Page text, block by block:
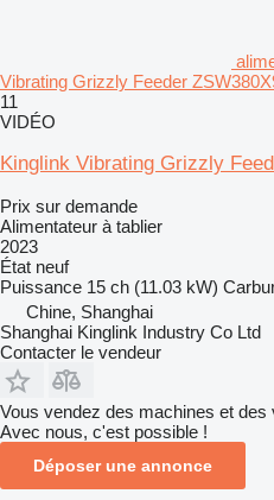
Vibrating Grizzly Feeder
11
VIDÉO
Kinglink Vibrating Grizzly
Prix sur demande
Alimentateur à tablier
2023
État neuf
Puissance 15 ch (11.03 kW)
Chine, Shanghai
Shanghai Kinglink Industry Co Ltd
Contacter le vendeur
Vous vendez des machines et des
Avec nous, c'est possible !
Déposer une annonce